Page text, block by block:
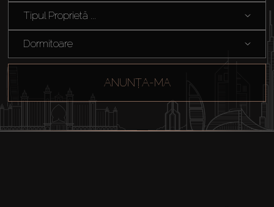
About Us
Tipul Proprietă ...
Dormitoare
ANUNȚA-MA